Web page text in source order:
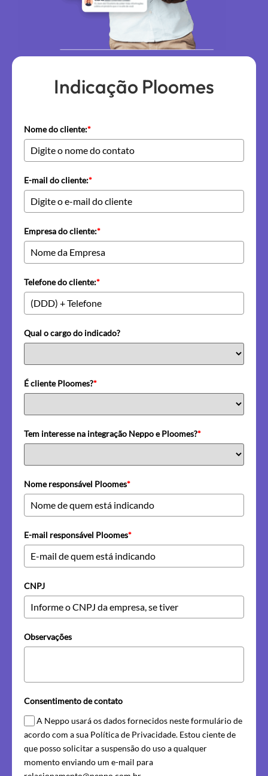
Indicação Ploomes
Nome do cliente:*
E-mail do cliente:*
Empresa do cliente:*
Telefone do cliente:*
Qual o cargo do indicado?
É cliente Ploomes?*
Tem interesse na integração Neppo e Ploomes?*
Nome responsável Ploomes*
E-mail responsável Ploomes*
CNPJ
Observações
Consentimento de contato
A Neppo usará os dados fornecidos neste formulário de
acordo com a sua Política de Privacidade. Estou ciente de
que posso solicitar a suspensão do uso a qualquer
momento enviando um e-mail para